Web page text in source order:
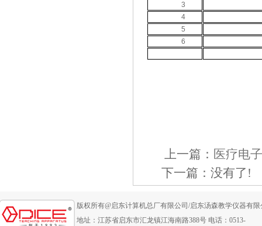
3
4
5
6
上一篇： 医疗电
下一篇：没有了!
版权所有@启东计算机总厂有限公司/启东汤森教学仪器有限
地址：江苏省启东市汇龙镇江海南路388号 电话：0513-